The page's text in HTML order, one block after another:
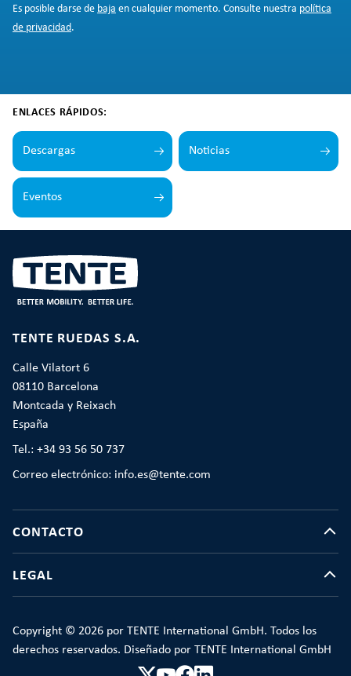
Es posible darse de baja en cualquier momento. Consulte nuestra política
de privacidad.
ENLACES RÁPIDOS:
Descargas Noticias
Eventos
TENTE RUEDAS S.A.
Calle Vilatort 6
08110 Barcelona
Montcada y Reixach
España
Tel.: +34 93 56 50 737
Correo electrónico: info.es@tente.com
CONTACTO
LEGAL
Copyright © 2026 por TENTE International GmbH. Todos los
derechos reservados. Diseñado por TENTE International GmbH